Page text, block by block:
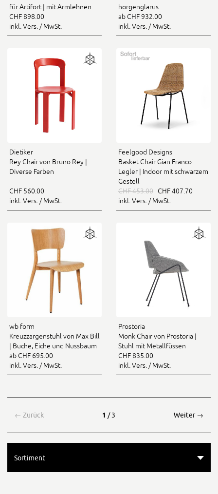
für Artifort | mit Armlehnen
CHF 898.00
inkl. Vers. / MwSt.
horgenglarus
ab CHF 932.00
inkl. Vers. / MwSt.
Dietiker
Rey Chair von Bruno Rey |
Diverse Farben
CHF 560.00
inkl. Vers. / MwSt.
Feelgood Designs
Basket Chair Gian Franco
Legler | Indoor mit schwarzem
Gestell
CHF 453.00 CHF 407.70
inkl. Vers. / MwSt.
wb form
Kreuzzargenstuhl von Max Bill
| Buche, Eiche und Nussbaum
ab CHF 695.00
inkl. Vers. / MwSt.
Prostoria
Monk Chair von Prostoria |
Stuhl mit Metallfüssen
CHF 835.00
inkl. Vers. / MwSt.
← Zurück 1 / 3 Weiter→
Sortiment